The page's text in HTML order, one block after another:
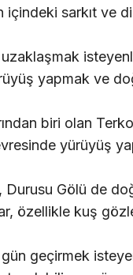
içindeki sarkıt ve
yapmak ve
biri olan
yürüyüş
Durusu Gölü de
özellikle kuş
geçirmek